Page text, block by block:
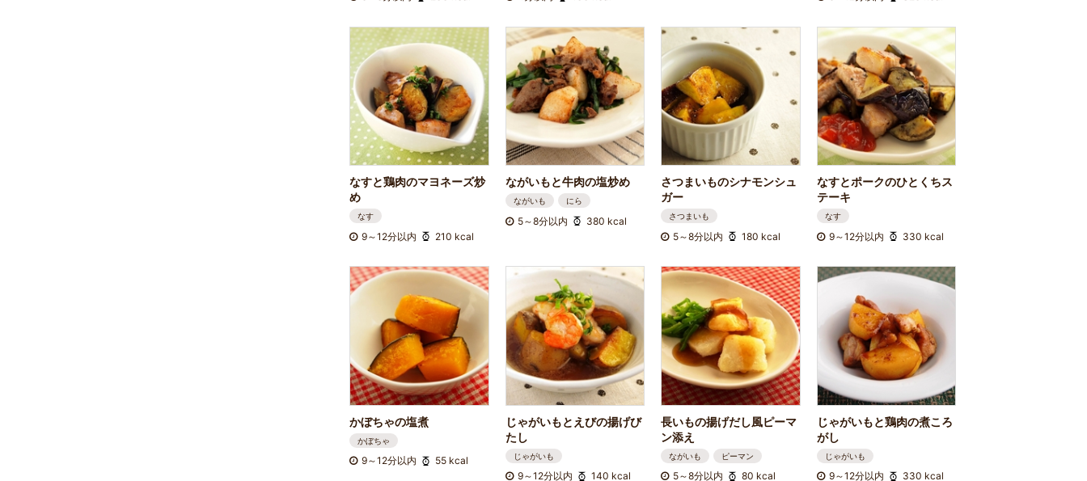
なすと鶏肉のマヨネーズ炒
め
なす
9～12分以内 210 kcal
ながいもと牛肉の塩炒め
ながいも にら
5～8分以内 380 kcal
さつまいものシナモンシュ
ガー
さつまいも
5～8分以内 180 kcal
なすとポークのひとくちス
テーキ
なす
9～12分以内 330 kcal
かぼちゃの塩煮
かぼちゃ
9～12分以内 55 kcal
じゃがいもとえびの揚げび
たし
じゃがいも
9～12分以内 140 kcal
長いもの揚げだし風ピーマ
ン添え
ながいも ピーマン
5～8分以内 80 kcal
じゃがいもと鶏肉の煮ころ
がし
じゃがいも
9～12分以内 330 kcal